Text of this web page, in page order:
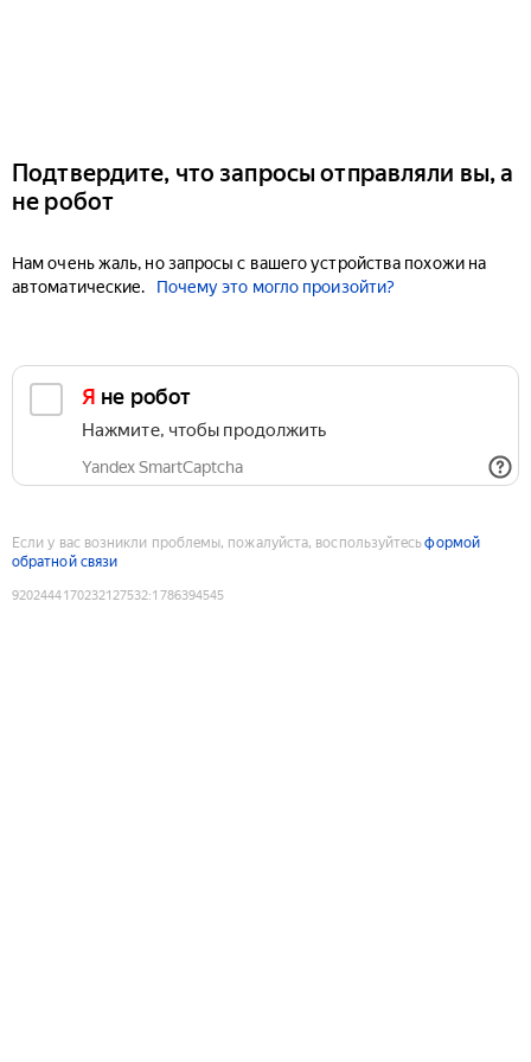
Подтвердите, что запросы отправляли вы, а
не робот
Нам очень жаль, но запросы с вашего устройства похожи на
автоматические.
Почему это могло произойти?
Я не робот
Нажмите, чтобы продолжить
Yandex SmartCaptcha
Если у вас возникли проблемы, пожалуйста, воспользуйтесьформой
обратной связи
9202444170232127532:1786394545